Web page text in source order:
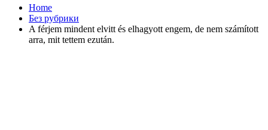
Home
Без рубрики
A férjem mindent elvitt és elhagyott engem, de nem számított
arra, mit tettem ezután.